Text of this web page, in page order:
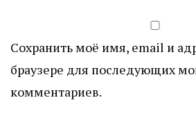
Сохранить моё имя, email и
браузере для последующих
комментариев.